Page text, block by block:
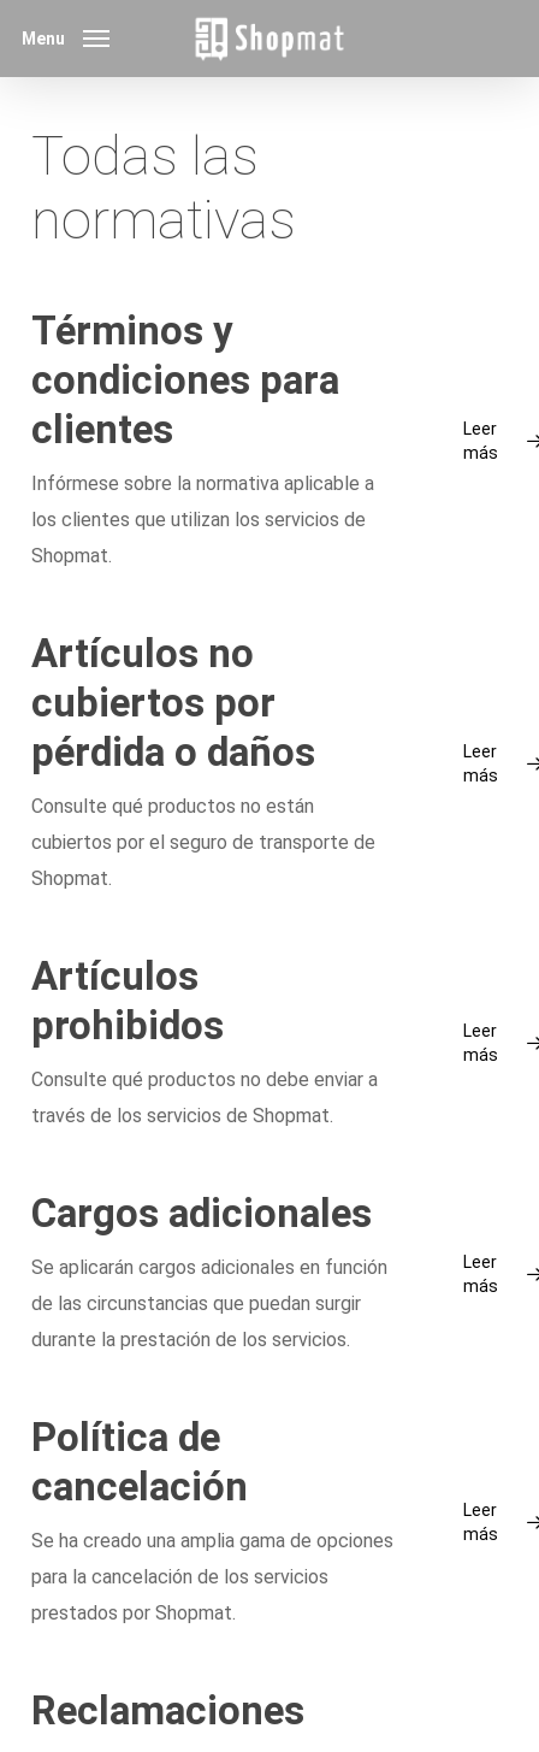
Menu
Todas las
normativas
Términos y
condiciones para
clientes
Infórmese sobre la normativa aplicable a
los clientes que utilizan los servicios de
Shopmat.
Leer
más
Artículos no
cubiertos por
pérdida o daños
Consulte qué productos no están
cubiertos por el seguro de transporte de
Shopmat.
Leer
más
Artículos
prohibidos
Consulte qué productos no debe enviar a
través de los servicios de Shopmat.
Leer
más
Cargos adicionales
Se aplicarán cargos adicionales en función
de las circunstancias que puedan surgir
durante la prestación de los servicios.
Leer
más
Política de
cancelación
Se ha creado una amplia gama de opciones
para la cancelación de los servicios
prestados por Shopmat.
Leer
más
Reclamaciones